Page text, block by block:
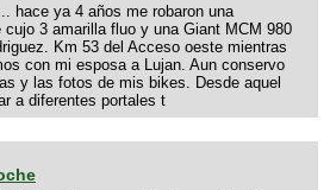
hace ya 4 años me robaron una
cujo 3 amarilla fluo y una Giant MCM 980
Km 53 del Acceso oeste mientras
con mi esposa a Lujan. Aun conservo
y las fotos de mis bikes. Desde aquel
a diferentes portales t